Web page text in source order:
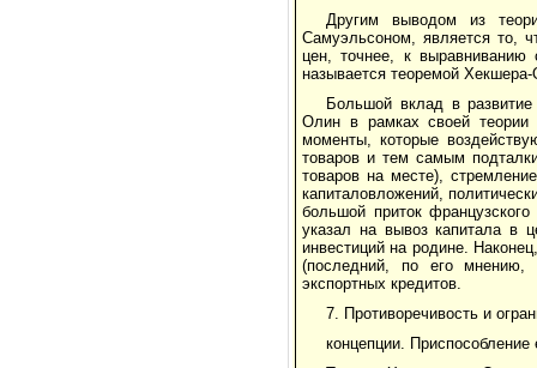
Другим выводом из
Самуэльсоном, является то,
цен, точнее, к
называется теоремой
Большой вклад в
Олин в рамках своей теории
моменты, которые
товаров и тем самым
товаров на месте),
капиталовложений,
большой приток
указал на вывоз капитала в
инвестиций на родине.
(последний, по его мнению,
экспортных кредитов.
7. Противоречивость и
концепции.